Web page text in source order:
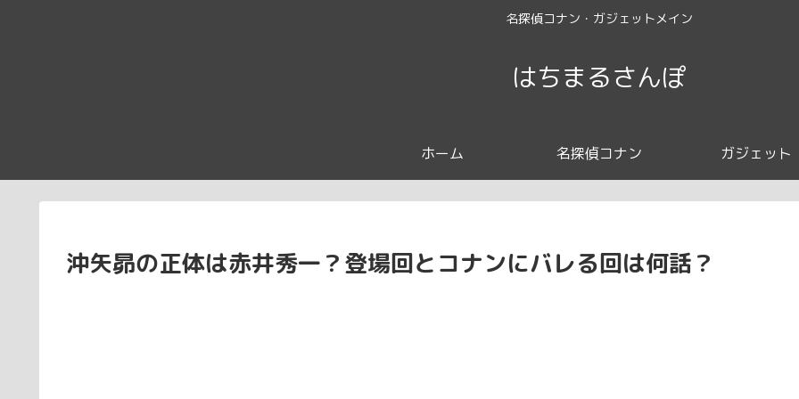
名探偵コナン・ガジェットメイン
はちまるさんぽ
ホーム 名探偵コナン ガジェット
沖矢昴の正体は赤井秀一？登場回とコナンにバレる回は何話？